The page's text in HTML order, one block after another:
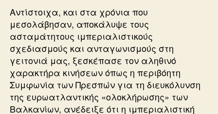
Αντίστοιχα, και στα χρόνια που
μεσολάβησαν, αποκάλυψε τους
ασταμάτητους ιμπεριαλιστικούς
σχεδιασμούς και ανταγωνισμούς στη
γειτονιά μας, ξεσκέπασε τον αληθινό
χαρακτήρα κινήσεων όπως η περιβόητη
Συμφωνία των Πρεσπών για τη διευκόλυνση
της ευρωατλαντικής «ολοκλήρωσης» των
Βαλκανίων, ανέδειξε ότι η ιμπεριαλιστική